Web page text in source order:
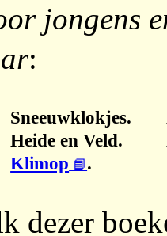
jongens
:
Sneeuwklokjes.
Heide en Veld.
Klimop
.
dezer